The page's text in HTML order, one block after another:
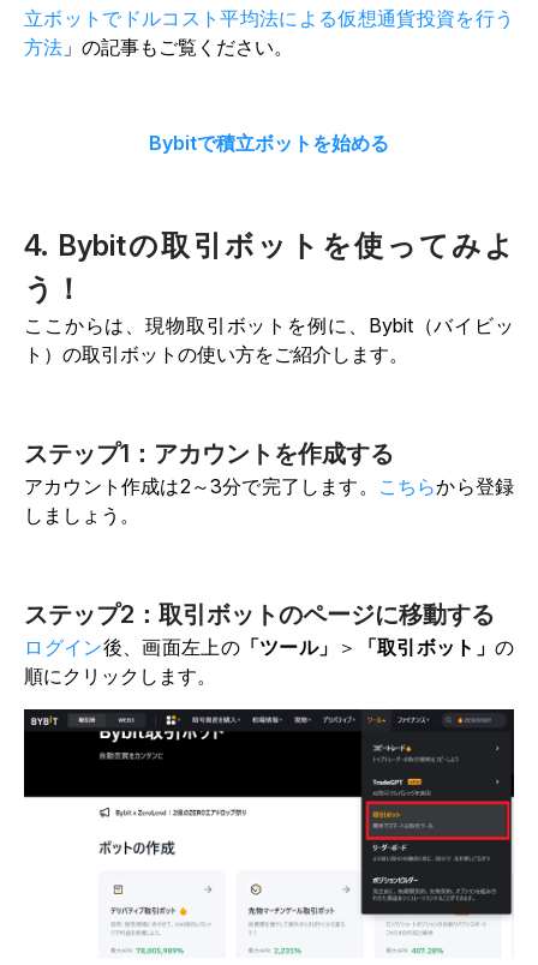
立ボットでドルコスト平均法による仮想通貨投資を行う
方法 」の記事もご覧ください。
Bybitで積立ボットを始める
4. Bybitの取引ボットを使ってみよ
う！
ここからは、現物取引ボットを例に、Bybit（バイビッ
ト）の取引ボットの使い方をご紹介します。
ステップ1：アカウントを作成する
アカウント作成は2～3分で完了します。 こちらから登録
しましょう。
ステップ2：取引ボットのページに移動する
ログイン後、画面左上の「ツール」 ＞ 「取引ボット」の
順にクリックします。